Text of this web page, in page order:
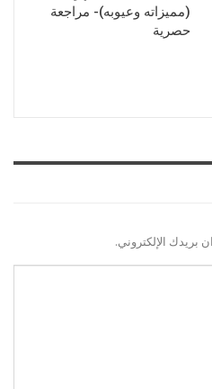
(مميزاته وعيوبه)- مراجعة
حصرية
بريدك الإلكتروني.